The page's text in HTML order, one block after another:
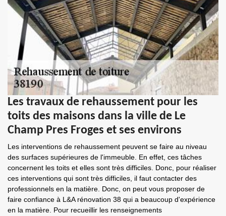
Les travaux de rehaussement pour les
toits des maisons dans la ville de Le
Champ Pres Froges et ses environs
Les interventions de rehaussement peuvent se faire au niveau
des surfaces supérieures de l'immeuble. En effet, ces tâches
concernent les toits et elles sont très difficiles. Donc, pour réaliser
ces interventions qui sont très difficiles, il faut contacter des
professionnels en la matière. Donc, on peut vous proposer de
faire confiance à L&A rénovation 38 qui a beaucoup d'expérience
en la matière. Pour recueillir les renseignements